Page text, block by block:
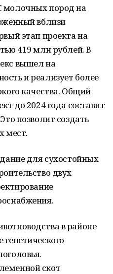
молочных пород на
вблизи
этап проекта на
419 млн рублей. В
вышел на
и реализует более
качества. Общий
до 2024 года составит
позволит создать
мест.
для сухостойных
двух
в районе
скот